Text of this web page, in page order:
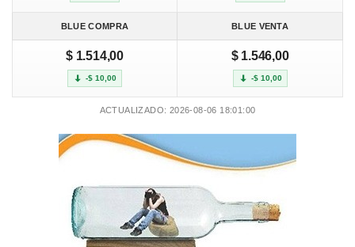
BLUE COMPRA BLUE VENTA
$ 1.514,00
-$ 10,00
$ 1.546,00
-$ 10,00
ACTUALIZADO: 2026-08-06 18:01:00